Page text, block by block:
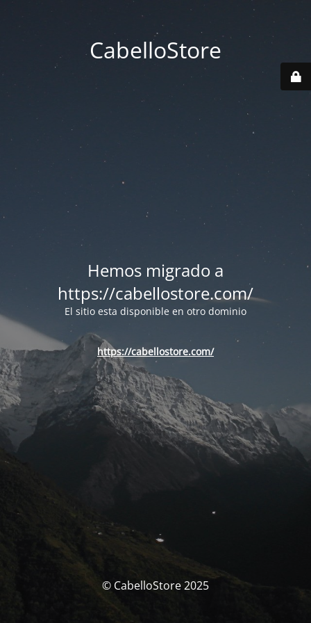
CabelloStore
Hemos migrado a
https://cabellostore.com/
El sitio esta disponible en otro dominio
https://cabellostore.com/
© CabelloStore 2025